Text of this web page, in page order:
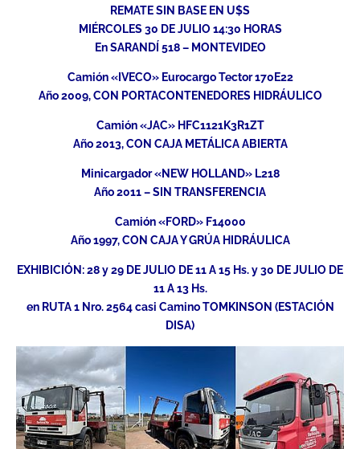
REMATE SIN BASE EN U$S
MIÉRCOLES 30 DE JULIO 14:30 HORAS
En SARANDÍ 518 – MONTEVIDEO
Camión «IVECO» Eurocargo Tector 170E22
Año 2009, CON PORTACONTENEDORES HIDRÁULICO
Camión «JAC» HFC1121K3R1ZT
Año 2013, CON CAJA METÁLICA ABIERTA
Minicargador «NEW HOLLAND» L218
Año 2011 – SIN TRANSFERENCIA
Camión «FORD» F14000
Año 1997, CON CAJA Y GRÚA HIDRÁULICA
EXHIBICIÓN: 28 y 29 DE JULIO DE 11 A 15 Hs. y 30 DE JULIO DE
11 A 13 Hs.
en RUTA 1 Nro. 2564 casi Camino TOMKINSON (ESTACIÓN
DISA)